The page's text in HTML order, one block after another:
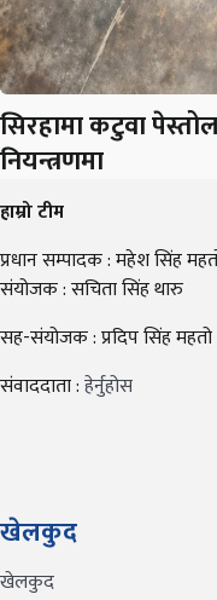
सिरहामा कटुवा
नियन्त्रणमा
हाम्रो टीम
प्रधान सम्पादक : महेश सिंह
संयोजक : सचिता सिंह थारु
सह-संयोजक : प्रदिप सिंह महतो
संवाददाता :हेर्नुहोस
खेलकुद
खेलकुद